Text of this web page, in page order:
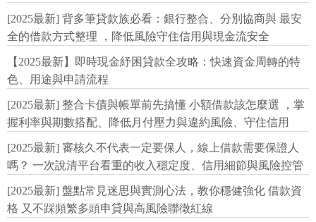
[2025最新] 背多筆貸款族必看：銀行整合、分別協商與 最安
全的借款方式整理 ，降低風險守住信用與現金流安全
【2025最新】即時現金紓困貸款全攻略：快速資金周轉的特
色、用途與申請流程
[2025最新] 整合卡債與帳單前先搞懂 小額借款該怎麼選 ，掌
握利率與期數搭配、降低月付壓力與違約風險、守住信用
[2025最新] 審核久不代表一定要保人，線上借款需要保證人
嗎？ 一次說清平台看重的收入穩定度、信用細節與風險控管
[2025最新] 盤點常見迷思與實測心法，教你穩健強化 借款資
格 又不踩頻繁多頭申貸與高風險聯徵紅線